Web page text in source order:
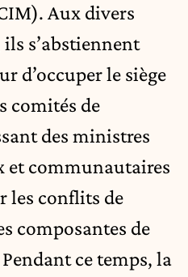
Aux divers
s’abstiennent
d’occuper le siège
comités de
des ministres
et communautaires
les conflits de
composantes de
ce temps, la